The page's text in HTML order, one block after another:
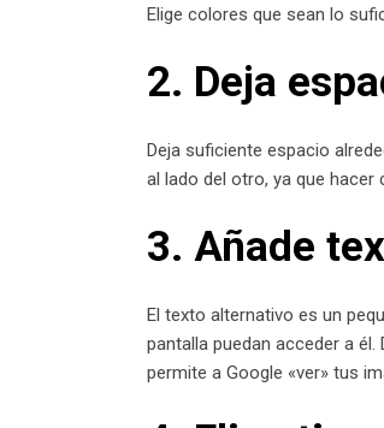
Elige colores que sean lo
2. Deja
Deja suficiente espacio
al lado del otro, ya que
3. Añade
El texto alternativo es un
pantalla puedan acceder a
permite a Google «ver» tus